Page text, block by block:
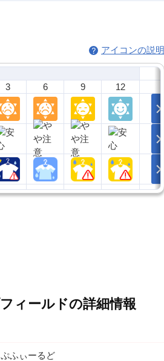
アイコンの説明
3 6 9 12
ィールドの詳細情報
ふぃーるど